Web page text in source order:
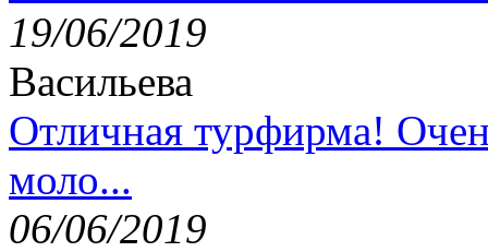
19/06/2019
Васильева
Отличная турфирма!
моло...
06/06/2019